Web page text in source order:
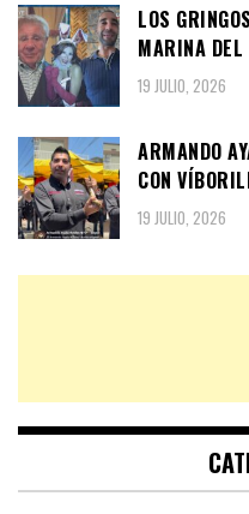
LOS
MARINA
19 JULIO, 2026
ARMANDO
CON
19 JULIO, 2026